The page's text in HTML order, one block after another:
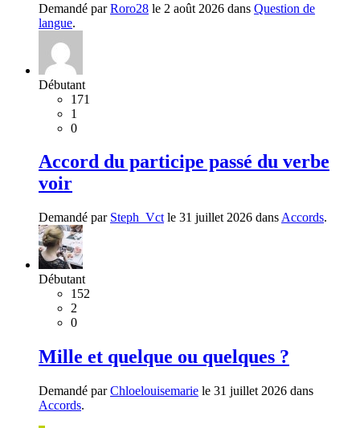
Demandé parRoro28 le 2 août 2026 dans Question de
langue.
Débutant
171
1
0
Accord du participe passé du verbe
voir
Demandé par Steph_Vct le 31 juillet 2026 dans Accords.
Débutant
152
2
0
Mille et quelque ou quelques ?
Demandé parChloelouisemarie le 31 juillet 2026 dans
Accords.